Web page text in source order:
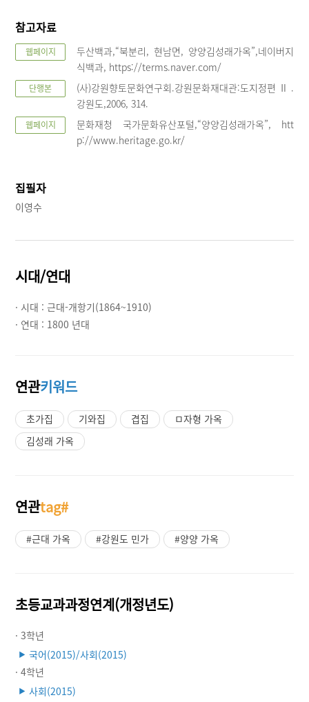
참고자료
웹페이지
두산백과,“북분리, 현남면, 양양김성래가옥”,네이버지
식백과, https://terms.naver.com/
단행본
(사)강원향토문화연구회.강원문화재대관:도지정편Ⅱ.
강원도,2006, 314.
웹페이지
문화재청 국가문화유산포털,“양양김성래가옥”, htt
p://www.heritage.go.kr/
집필자
이영수
시대/연대
· 시대 :근대-개항기(1864~1910)
· 연대 : 1800 년대
연관키워드
초가집 기와집 겹집
ㅁ자형 가옥
김성래 가옥
연관tag#
#근대 가옥 #강원도 민가 #양양 가옥
초등교과과정연계(개정년도)
· 3학년
▶ 국어(2015)/사회(2015)
· 4학년
▶ 사회(2015)